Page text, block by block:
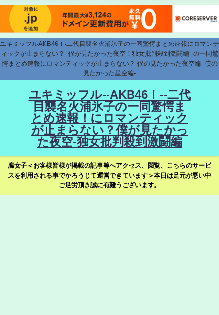
ユキミッフルAKB46！-二代目襲名火浦氷子の一同驚愕まとめ速報にロマンテ
ィックが止まらない？--僕が見たかった夜空！独女批判殺到激闘編--の一同驚
愕まとめ速報にロマンティックが止まらない？-僕の見たかった夜空編--僕の
見たかった星空編-
ユキミッフル--AKB46！--二代
目襲名火浦氷子の一同驚愕ま
とめ速報！にロマンティック
が止まらない？僕が見たかっ
た夜空-独女批判殺到激闘編
腐女子＜お客様皆様が掲載の記事等へアクセス、閲覧、こちらのサービ
スを利用される事でかろうじて運営できています＞本日は足元が悪い中
ご足労頂き誠に有難うございます。